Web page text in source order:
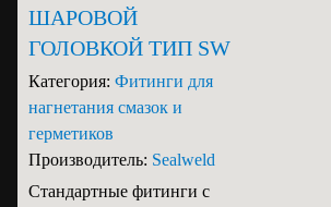
ШАРОВОЙ
ГОЛОВКОЙ ТИП SW
Категория: Фитинги для
нагнетания смазок и
герметиков
Производитель: Sealweld
Стандартные фитинги с